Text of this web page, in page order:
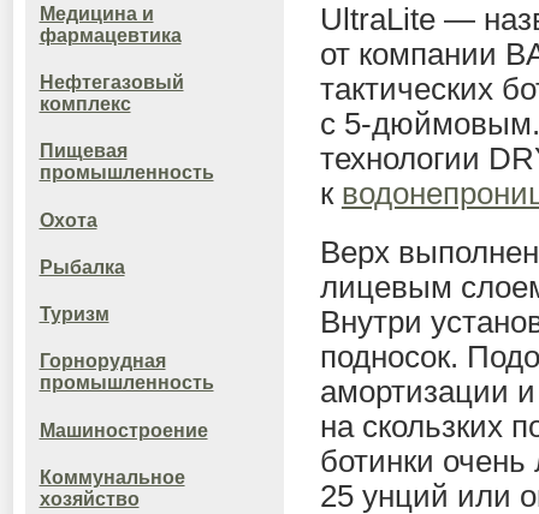
Медицина и
фармацевтика
Нефтегазовый
комплекс
Пищевая
промышленность
Охота
Рыбалка
Туризм
Горнорудная
промышленность
Машиностроение
Коммунальное
хозяйство
UltraLite —
от компании
тактических
с 5-дюймовым.
технологии
к
Верх
лицевым
Внутри
подносок.
амортизации
на скользких
ботинки
25 унций или